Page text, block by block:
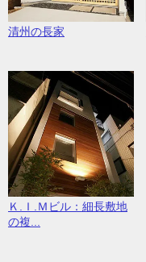
清州の長家
Ｋ.Ｉ.Ｍビル：細長敷地
の複...